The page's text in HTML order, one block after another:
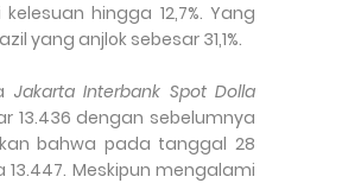
hingga 12,7%. Yang
yang anjlok sebesar 31,1%.
Jakarta Interbank Spot Dolla
13.436 dengan sebelumnya
bahwa pada tanggal 28
Meskipun mengalami